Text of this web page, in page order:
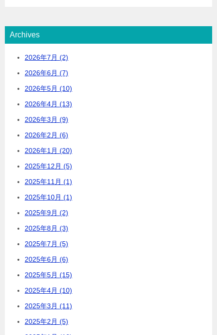
Archives
2026年7月 (2)
2026年6月 (7)
2026年5月 (10)
2026年4月 (13)
2026年3月 (9)
2026年2月 (6)
2026年1月 (20)
2025年12月 (5)
2025年11月 (1)
2025年10月 (1)
2025年9月 (2)
2025年8月 (3)
2025年7月 (5)
2025年6月 (6)
2025年5月 (15)
2025年4月 (10)
2025年3月 (11)
2025年2月 (5)